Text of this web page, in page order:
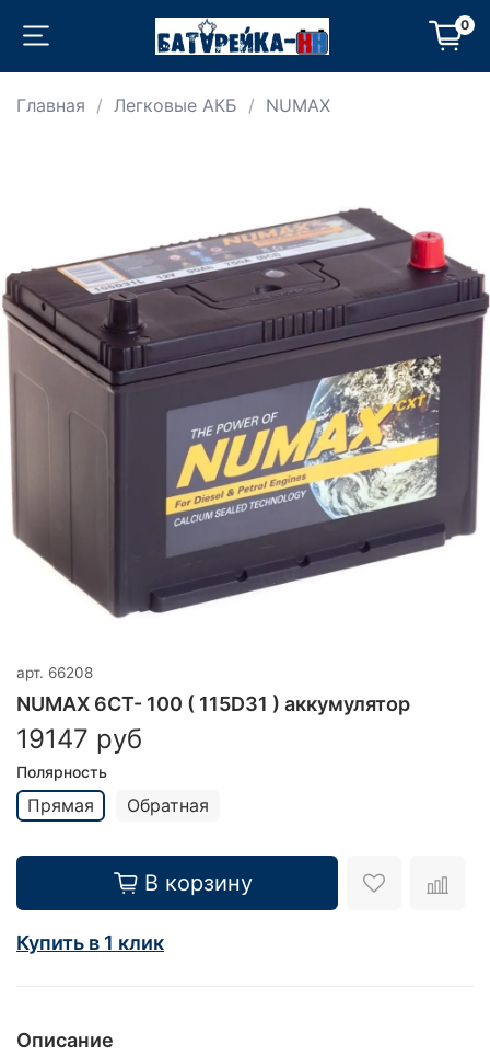
0
Главная Легковые АКБ NUMAX
арт. 66208
NUMAX 6CT- 100 ( 115D31 ) аккумулятор
19147 руб
Полярность
Прямая Обратная
В корзину
Купить в 1 клик
Описание